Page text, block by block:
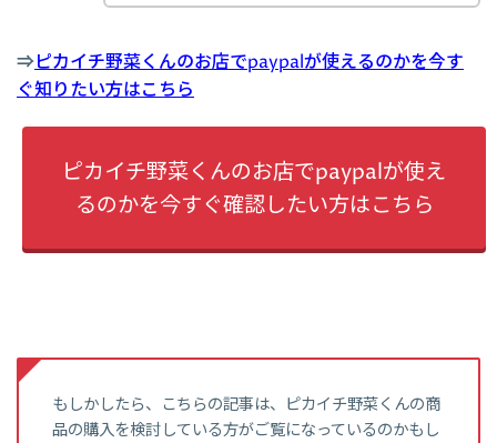
⇒ピカイチ野菜くんのお店でpaypalが使えるのかを今す
ぐ知りたい方はこちら
ピカイチ野菜くんのお店でpaypalが使え
るのかを今すぐ確認したい方はこちら
もしかしたら、こちらの記事は、ピカイチ野菜くんの商
品の購入を検討している方がご覧になっているのかもし